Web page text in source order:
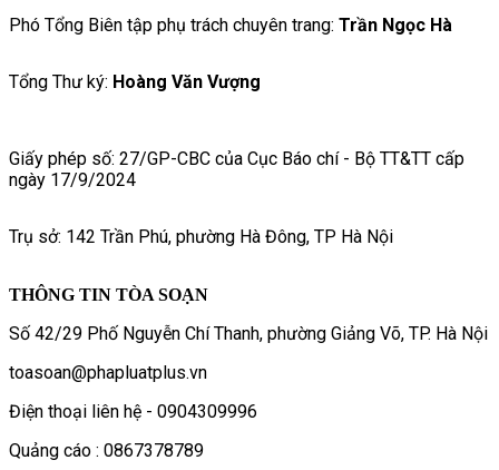
Phó Tổng Biên tập phụ trách chuyên trang: Trần Ngọc Hà
Tổng Thư ký: Hoàng Văn Vượng
Giấy phép số: 27/GP-CBC của Cục Báo chí - Bộ TT&TT cấp
ngày 17/9/2024
Trụ sở: 142 Trần Phú, phường Hà Đông, TP Hà Nội
THÔNG TIN TÒA SOẠN
Số 42/29 Phố Nguyễn Chí Thanh, phường Giảng Võ, TP. Hà Nội
toasoan@phapluatplus.vn
Điện thoại liên hệ - 0904309996
Quảng cáo : 0867378789